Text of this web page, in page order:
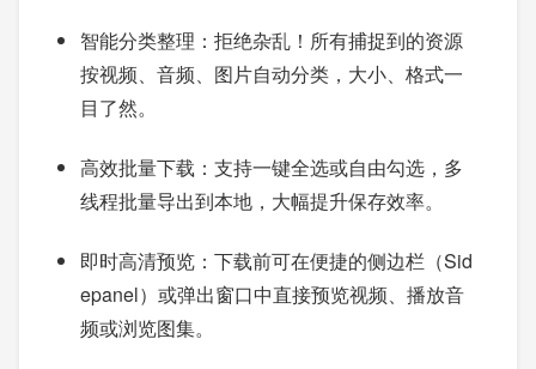
智能分类整理：拒绝杂乱！所有捕捉到的资源
按视频、音频、图片自动分类，大小、格式一
目了然。
高效批量下载：支持一键全选或自由勾选，多
线程批量导出到本地，大幅提升保存效率。
即时高清预览：下载前可在便捷的侧边栏（Sid
epanel）或弹出窗口中直接预览视频、播放音
频或浏览图集。